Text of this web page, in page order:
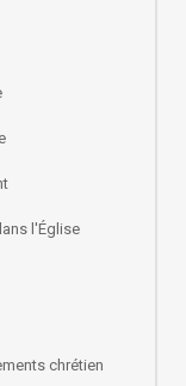
l'Église
chrétien